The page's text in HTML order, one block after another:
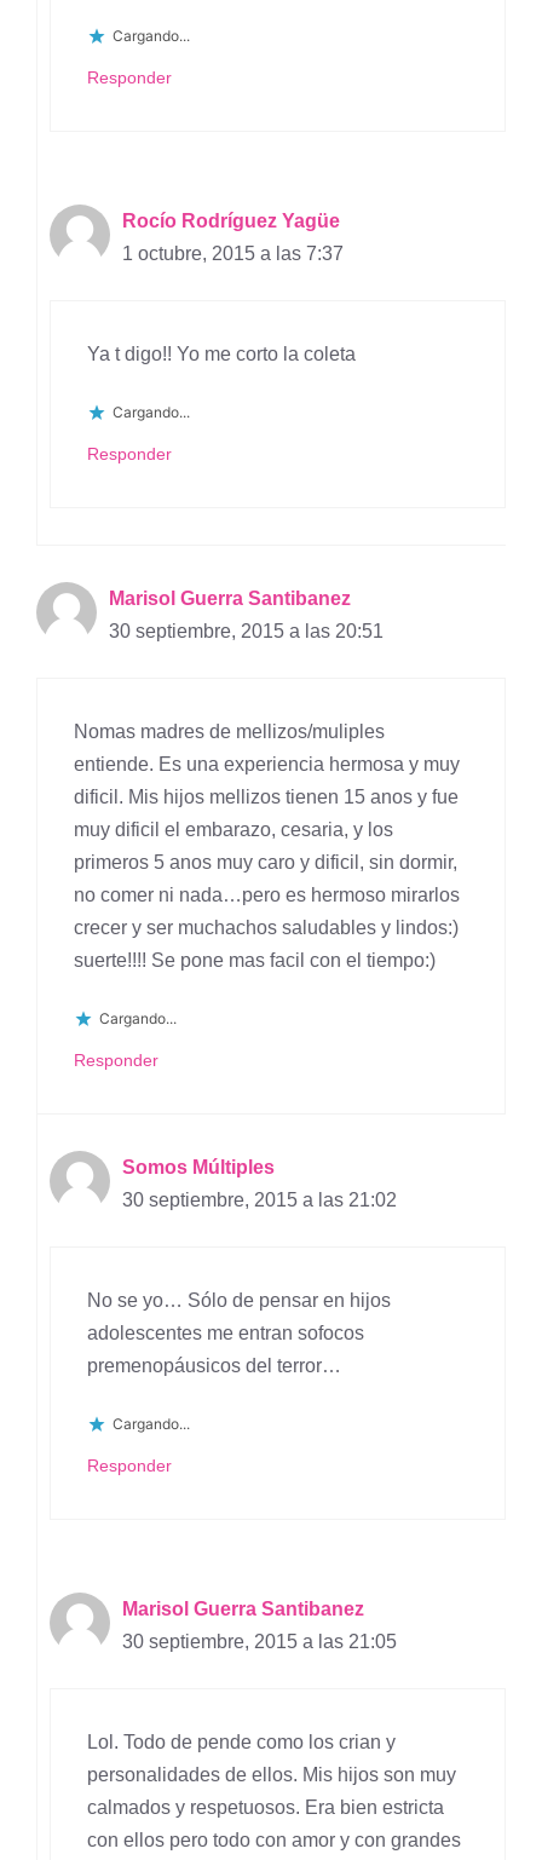
Cargando...
Responder
Rocío Rodríguez Yagüe
1 octubre, 2015 a las 7:37
Ya t digo!! Yo me corto la coleta
Cargando...
Responder
Marisol Guerra Santibanez
30 septiembre, 2015 a las 20:51
Nomas madres de mellizos/muliples
entiende. Es una experiencia hermosa y muy
dificil. Mis hijos mellizos tienen 15 anos y fue
muy dificil el embarazo, cesaria, y los
primeros 5 anos muy caro y dificil, sin dormir,
no comer ni nada…pero es hermoso mirarlos
crecer y ser muchachos saludables y lindos:)
suerte!!!! Se pone mas facil con el tiempo:)
Cargando...
Responder
Somos Múltiples
30 septiembre, 2015 a las 21:02
No se yo… Sólo de pensar en hijos
adolescentes me entran sofocos
premenopáusicos del terror…
Cargando...
Responder
Marisol Guerra Santibanez
30 septiembre, 2015 a las 21:05
Lol. Todo de pende como los crian y
personalidades de ellos. Mis hijos son muy
calmados y respetuosos. Era bien estricta
con ellos pero todo con amor y con grandes